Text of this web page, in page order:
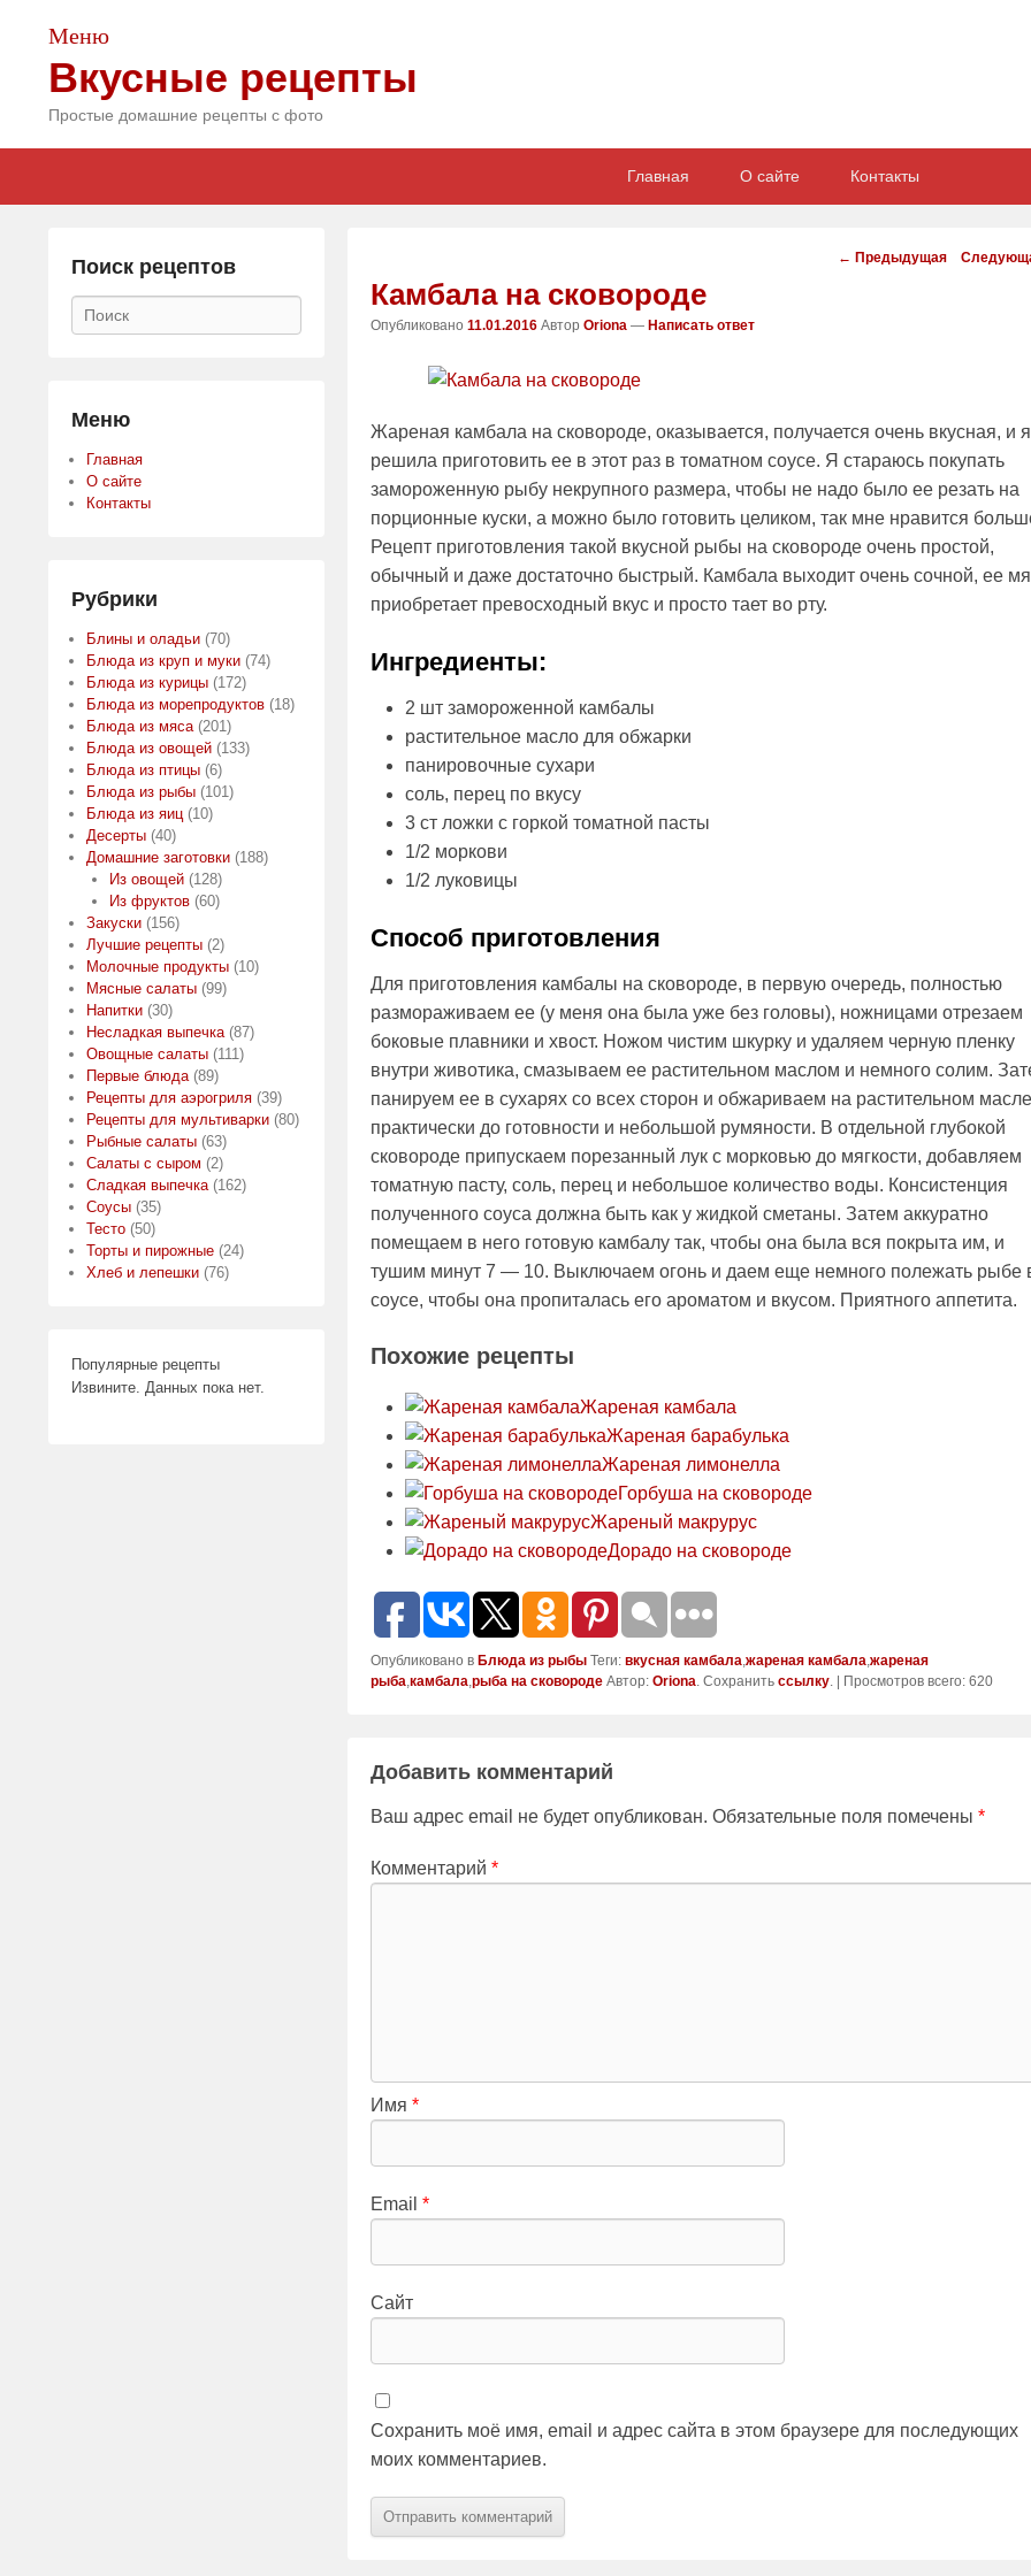
Меню
Вкусные рецепты
Простые домашние рецепты с фото
Главная О сайте Контакты
Навигация
← Предыдущая
Камбала на сковороде
Опубликовано 11.01.2016 Автор Oriona — Написать ответ
Жареная камбала на сковороде, оказывается, получается очень вкусная, и я
решила приготовить ее в этот раз в томатном соусе. Я стараюсь покупать
замороженную рыбу некрупного размера, чтобы не надо было ее резать на
порционные куски, а можно было готовить целиком, так мне нравится
Рецепт приготовления такой вкусной рыбы на сковороде очень простой,
обычный и даже достаточно быстрый. Камбала выходит очень сочной, ее
приобретает превосходный вкус и просто тает во рту.
Ингредиенты:
2 шт замороженной камбалы
растительное масло для обжарки
панировочные сухари
соль, перец по вкусу
3 ст ложки с горкой томатной пасты
1/2 моркови
1/2 луковицы
Способ приготовления
Для приготовления камбалы на сковороде, в первую очередь, полностью
размораживаем ее (у меня она была уже без головы), ножницами отрезаем
боковые плавники и хвост. Ножом чистим шкурку и удаляем черную пленку
внутри животика, смазываем ее растительном маслом и немного солим.
панируем ее в сухарях со всех сторон и обжариваем на растительном
практически до готовности и небольшой румяности. В отдельной глубокой
сковороде припускаем порезанный лук с морковью до мягкости, добавляем
томатную пасту, соль, перец и небольшое количество воды. Консистенция
полученного соуса должна быть как у жидкой сметаны. Затем аккуратно
помещаем в него готовую камбалу так, чтобы она была вся покрыта им, и
тушим минут 7 — 10. Выключаем огонь и даем еще немного полежать рыбе
соусе, чтобы она пропиталась его ароматом и вкусом. Приятного аппетита.
Похожие рецепты
Жареная камбала
Жареная барабулька
Жареная лимонелла
Горбуша на сковороде
Жареный макрурус
Дорадо на сковороде
Опубликовано в Блюда из рыбы Теги: вкусная камбала,жареная камбала,жареная
рыба,камбала,рыба на сковороде Автор: Oriona. Сохранить ссылку. | Просмотров всего: 620
Добавить комментарий
Ваш адрес email не будет опубликован. Обязательные поля помечены *
Комментарий *
Имя *
Email *
Сайт
Сохранить моё имя, email и адрес сайта в этом браузере для последующих
моих комментариев.
Поиск рецептов
Поиск
Меню
Главная
О сайте
Контакты
Рубрики
Блины и оладьи (70)
Блюда из круп и муки (74)
Блюда из курицы (172)
Блюда из морепродуктов (18)
Блюда из мяса(201)
Блюда из овощей (133)
Блюда из птицы (6)
Блюда из рыбы (101)
Блюда из яиц(10)
Десерты (40)
Домашние заготовки (188)
Из овощей(128)
Из фруктов(60)
Закуски (156)
Лучшие рецепты (2)
Молочные продукты (10)
Мясные салаты (99)
Напитки (30)
Несладкая выпечка(87)
Овощные салаты (111)
Первые блюда(89)
Рецепты для аэрогриля (39)
Рецепты для мультиварки (80)
Рыбные салаты (63)
Салаты с сыром (2)
Сладкая выпечка(162)
Соусы (35)
Тесто (50)
Торты и пирожные (24)
Хлеб и лепешки (76)
Популярные рецепты
Извините. Данных пока нет.